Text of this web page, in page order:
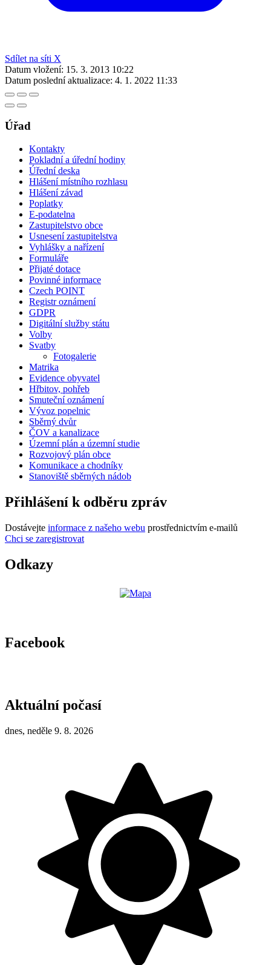
Sdílet na síti X
Datum vložení: 15. 3. 2013 10:22
Datum poslední aktualizace: 4. 1. 2022 11:33
Úřad
Kontakty
Pokladní a úřední hodiny
Úřední deska
Hlášení místního rozhlasu
Hlášení závad
Poplatky
E-podatelna
Zastupitelstvo obce
Usnesení zastupitelstva
Vyhlášky a nařízení
Formuláře
Přijaté dotace
Povinné informace
Czech POINT
Registr oznámení
GDPR
Digitální služby státu
Volby
Svatby
Fotogalerie
Matrika
Evidence obyvatel
Hřbitov, pohřeb
Smuteční oznámení
Vývoz popelnic
Sběrný dvůr
ČOV a kanalizace
Územní plán a územní studie
Rozvojový plán obce
Komunikace a chodníky
Stanoviště sběrných nádob
Přihlášení k odběru zpráv
Dostávejte informace z našeho webu prostřednictvím e-mailů
Chci se zaregistrovat
Odkazy
Facebook
Aktuální počasí
dnes, neděle 9. 8. 2026